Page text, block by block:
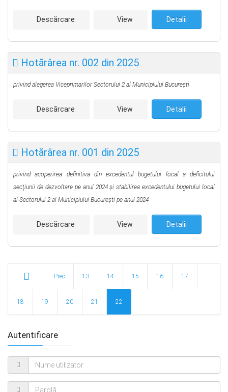
Descărcare View Detalii
Hotărârea nr. 002 din 2025
privind alegerea Viceprimarilor Sectorului 2 al Municipiului Bucureşti
Descărcare View Detalii
Hotărârea nr. 001 din 2025
privind acoperirea definitivă din excedentul bugetului local a deficitului
secţiunii de dezvoltare pe anul 2024 și stabilirea excedentului bugetului local
al Sectorului 2 al Municipiului București pe anul 2024
Descărcare View Detalii
Start
Prec 13 14 15 16 17
18 19 20 21 22
Autentificare